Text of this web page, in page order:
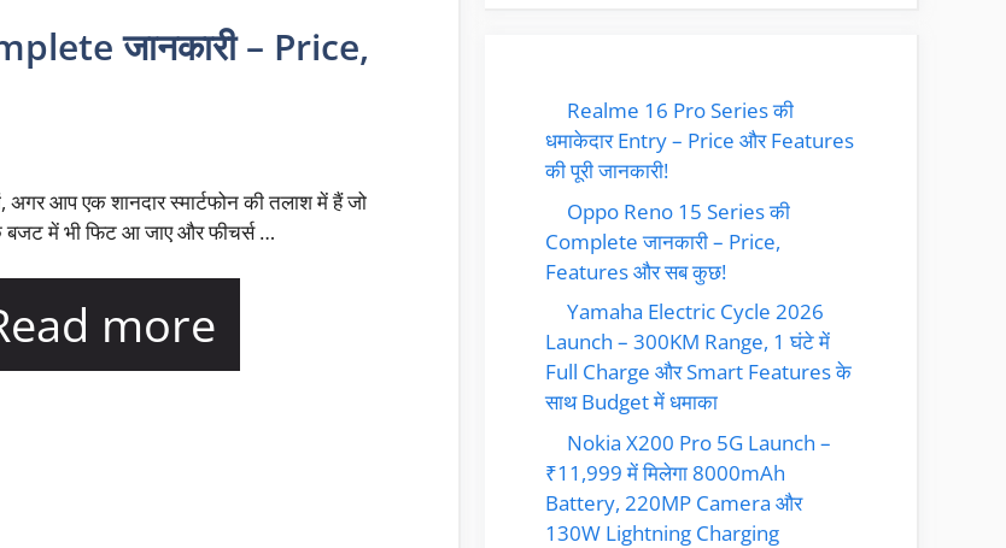
जानकारी – Price,
अगर आप एक शानदार स्मार्टफोन की तलाश में हैं जो
में भी फिट आ जाए और फीचर्स …
more
Realme 16 Pro Series की
धमाकेदार Entry – Price और Features
की पूरी जानकारी!
Oppo Reno 15 Series की
Complete जानकारी – Price,
Features और सब कुछ!
Yamaha Electric Cycle 2026
Launch – 300KM Range, 1 घंटे में
Full Charge और Smart Features के
साथ Budget में धमाका
Nokia X200 Pro 5G Launch –
₹11,999 में मिलेगा 8000mAh
Battery, 220MP Camera और
130W Lightning Charging